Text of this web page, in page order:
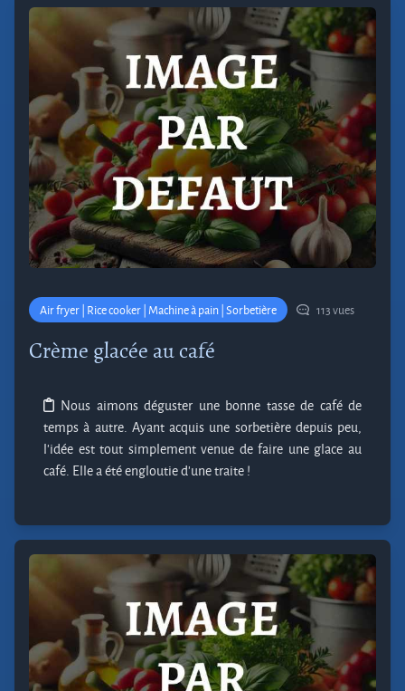
Air fryer | Rice cooker | Machine à pain | Sorbetière 113 vues
Crème glacée au café
Nous aimons déguster une bonne tasse de café de
temps à autre. Ayant acquis une sorbetière depuis peu,
l'idée est tout simplement venue de faire une glace au
café. Elle a été engloutie d'une traite !